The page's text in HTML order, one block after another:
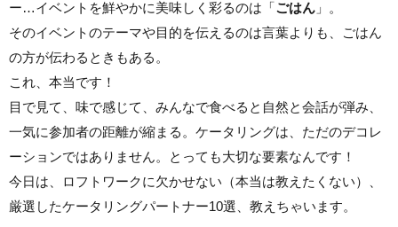
ー…イベントを鮮やかに美味しく彩るのは「ごはん 」。
そのイベントのテーマや目的を伝えるのは言葉よりも、ごはん
の方が伝わるときもある。
これ、本当です！
目で見て、味で感じて、みんなで食べると自然と会話が弾み、
一気に参加者の距離が縮まる。ケータリングは、ただのデコレ
ーションではありません。とっても大切な要素なんです！
今日は、ロフトワークに欠かせない（本当は教えたくない）、
厳選したケータリングパートナー10選、教えちゃいます。